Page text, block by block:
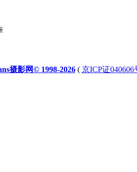
摄影网© 1998-2026( 京ICP证040606